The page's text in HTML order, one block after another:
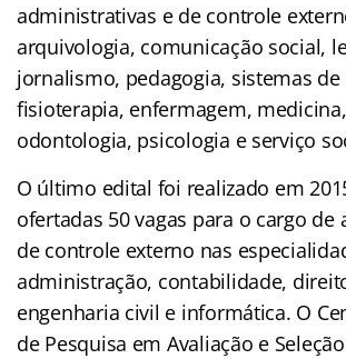
administrativas e de controle
arquivologia, comunicação social,
jornalismo, pedagogia, sistemas
fisioterapia, enfermagem,
odontologia, psicologia e serviço
O último edital foi realizado em
ofertadas 50 vagas para o cargo de
de controle externo nas
administração, contabilidade,
engenharia civil e informática. O
de Pesquisa em Avaliação e